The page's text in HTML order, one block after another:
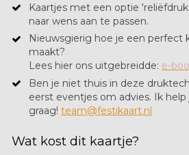
Kaartjes met een optie
naar wens aan te passen.
Nieuwsgierig hoe je een perfect
maakt?
​Lees hier ons uitgebreidde: e-
Ben je niet thuis in deze
eerst eventjes om advies. Ik help
graag! team@festikaart.nl
Wat kost dit kaartje?